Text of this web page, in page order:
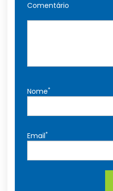
Comentário
Nome*
Email*